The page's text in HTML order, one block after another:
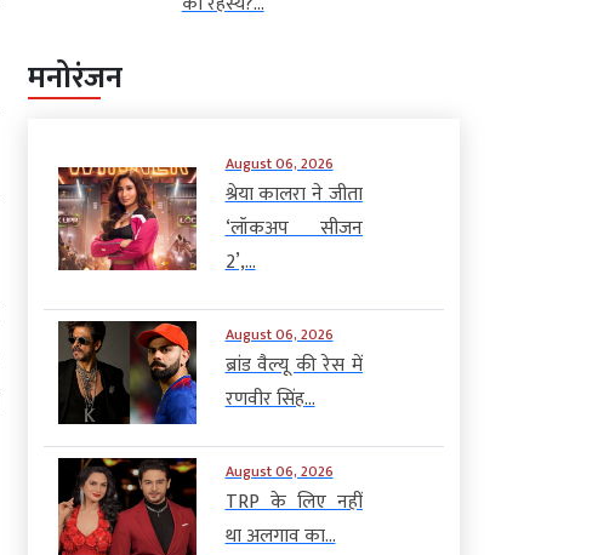
मनोरंजन
August 06, 2026
श्रेया कालरा ने जीता
‘लॉकअप सीजन
2’,...
August 06, 2026
ब्रांड वैल्यू की रेस में
रणवीर सिंह...
August 06, 2026
TRP के लिए नहीं
था अलगाव का...